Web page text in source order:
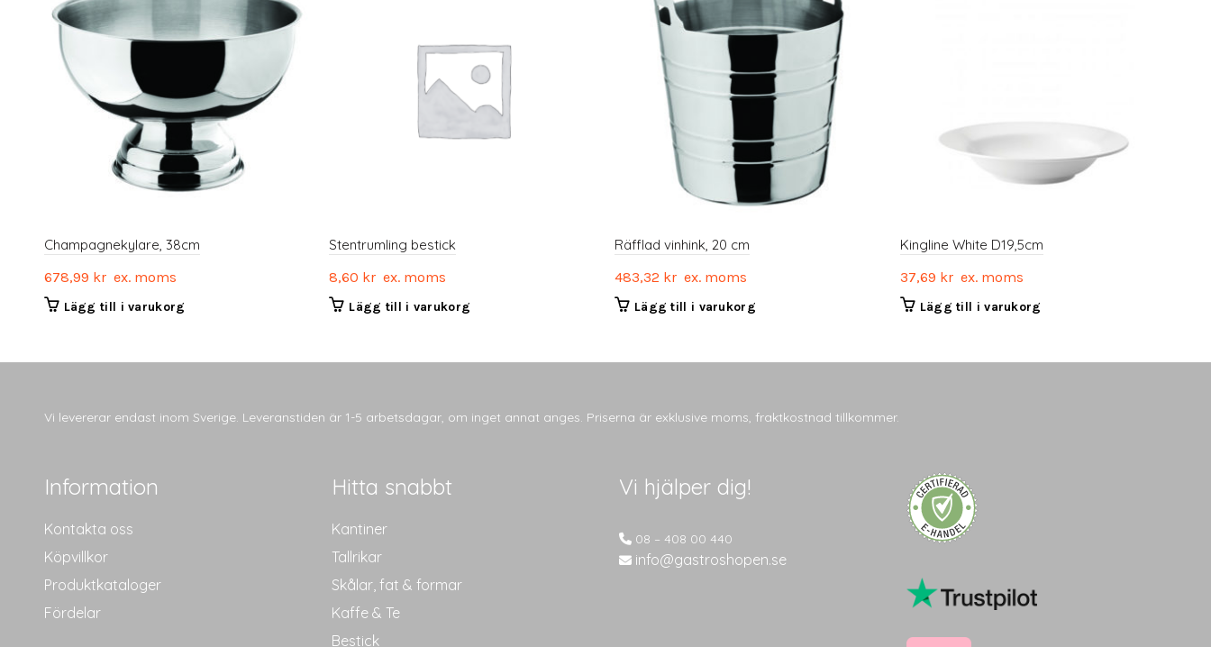
Champagnekylare, 38cm
678,99 krex. moms
Lägg till i varukorg
Stentrumling bestick
8,60 kr ex. moms
Lägg till i varukorg
Räfflad vinhink, 20 cm
483,32 krex. moms
Lägg till i varukorg
Kingline White D19,5cm
37,69 krex. moms
Lägg till i varukorg
Vi levererar endast inom Sverige. Leveranstiden är 1-5 arbetsdagar, om inget annat anges. Priserna är exklusive moms, fraktkostnad tillkommer.
Information
Kontakta oss
Köpvillkor
Produktkataloger
Fördelar
Hitta snabbt
Kantiner
Tallrikar
Skålar, fat & formar
Kaffe & Te
Bestick
Vi hjälper dig!
08 – 408 00 440
info@gastroshopen.se